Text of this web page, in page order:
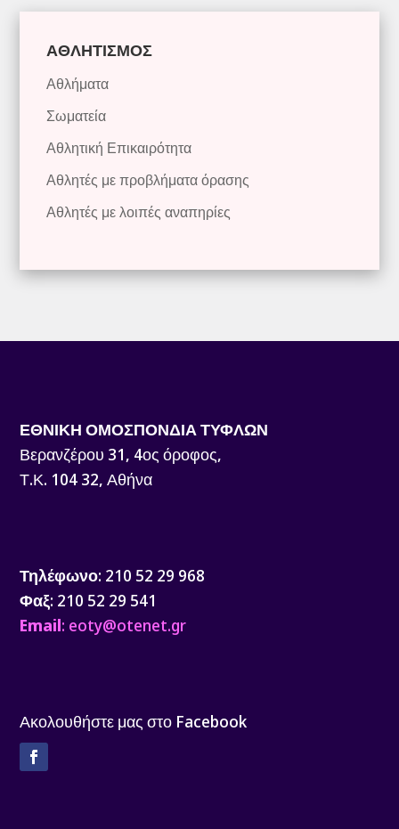
ΑΘΛΗΤΙΣΜΟΣ
Αθλήματα
Σωματεία
Αθλητική Επικαιρότητα
Αθλητές με προβλήματα όρασης
Αθλητές με λοιπές αναπηρίες
ΕΘΝΙΚΗ ΟΜΟΣΠΟΝΔΙΑ ΤΥΦΛΩΝ
Βερανζέρου 31, 4ος όροφος,
Τ.Κ. 104 32, Αθήνα
Τηλέφωνο: 210 52 29 968
Φαξ: 210 52 29 541
Email: eoty@otenet.gr
Ακολουθήστε μας στο Facebook